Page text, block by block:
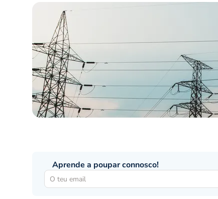
Aprende a poupar connosco!